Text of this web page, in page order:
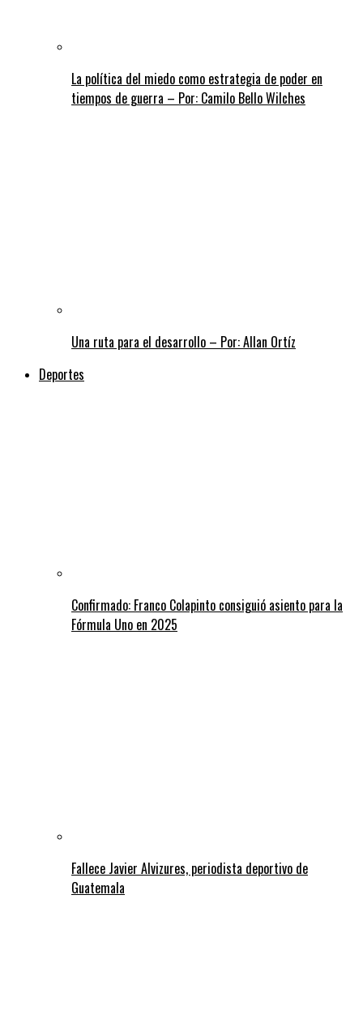
La política del miedo como estrategia de poder en
tiempos de guerra – Por: Camilo Bello Wilches
Una ruta para el desarrollo – Por: Allan Ortíz
Deportes
Confirmado: Franco Colapinto consiguió asiento para la
Fórmula Uno en 2025
Fallece Javier Alvizures, periodista deportivo de
Guatemala